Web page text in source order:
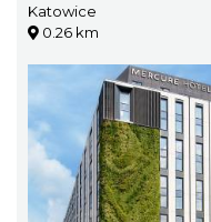
Katowice
0.26 km